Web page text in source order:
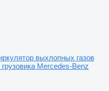
выхлопных газов
Mercedes-Benz